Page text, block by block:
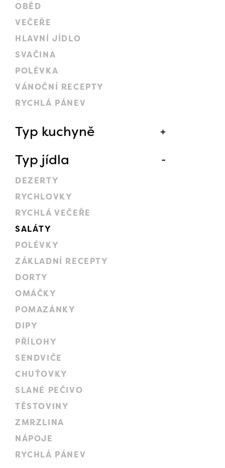
OBĚD
VEČEŘE
HLAVNÍ JÍDLO
SVAČINA
POLÉVKA
VÁNOČNÍ RECEPTY
RYCHLÁ PÁNEV
Typ kuchyně
Typ jídla
DEZERTY
RYCHLOVKY
RYCHLÁ VEČEŘE
SALÁTY
POLÉVKY
ZÁKLADNÍ RECEPTY
DORTY
OMÁČKY
POMAZÁNKY
DIPY
PŘÍLOHY
SENDVIČE
CHUŤOVKY
SLANÉ PEČIVO
TĚSTOVINY
ZMRZLINA
NÁPOJE
RYCHLÁ PÁNEV